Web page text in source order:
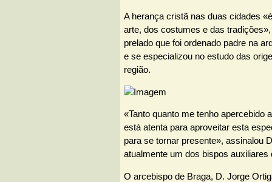
A herança cristã nas duas cidades
arte, dos costumes e das
prelado que foi ordenado padre na
e se especializou no estudo das
região.
«Tanto quanto me tenho apercebido
está atenta para aproveitar esta
para se tornar presente», assinalou
atualmente um dos bispos auxiliares
O arcebispo de Braga, D. Jorge